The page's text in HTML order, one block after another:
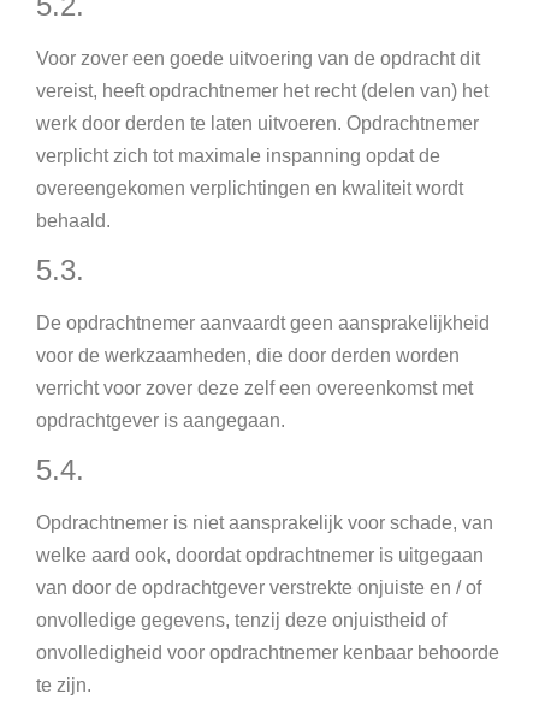
Voor zover een goede uitvoering van de opdracht dit
vereist, heeft opdrachtnemer het recht (delen van) het
werk door derden te laten uitvoeren. Opdrachtnemer
verplicht zich tot maximale inspanning opdat de
overeengekomen verplichtingen en kwaliteit wordt
behaald.
5.3.
De opdrachtnemer aanvaardt geen aansprakelijkheid
voor de werkzaamheden, die door derden worden
verricht voor zover deze zelf een overeenkomst met
opdrachtgever is aangegaan.
5.4.
Opdrachtnemer is niet aansprakelijk voor schade, van
welke aard ook, doordat opdrachtnemer is uitgegaan
van door de opdrachtgever verstrekte onjuiste en / of
onvolledige gegevens, tenzij deze onjuistheid of
onvolledigheid voor opdrachtnemer kenbaar behoorde
te zijn.